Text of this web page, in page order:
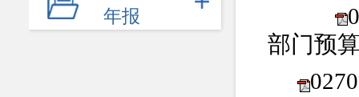
年报
部门预